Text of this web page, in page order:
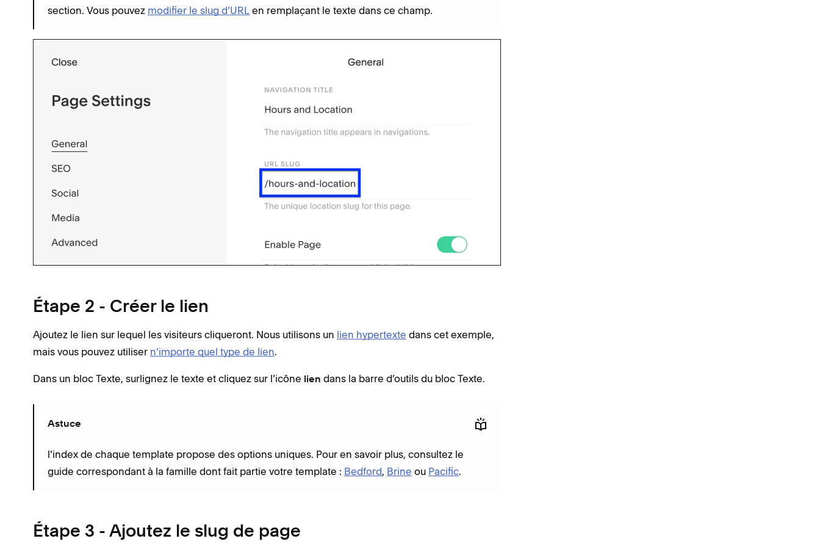
section. Vous pouvez modifier le slug d’URL en remplaçant le texte dans ce champ.
Étape 2 - Créer le lien
Ajoutez le lien sur lequel les visiteurs cliqueront. Nous utilisons un lien hypertexte dans cet exemple,
mais vous pouvez utiliser n’importe quel type de lien.
Dans un bloc Texte, surlignez le texte et cliquez sur l’icône lien dans la barre d’outils du bloc Texte.
Astuce
l’index de chaque template propose des options uniques. Pour en savoir plus, consultez le
guide correspondant à la famille dont fait partie votre template : Bedford, Brine ou Pacific.
Étape 3 - Ajoutez le slug de page